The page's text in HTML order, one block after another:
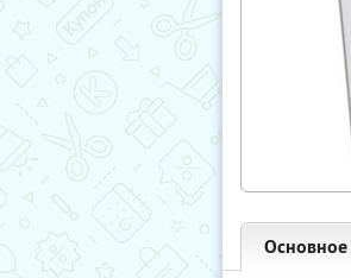
Основное